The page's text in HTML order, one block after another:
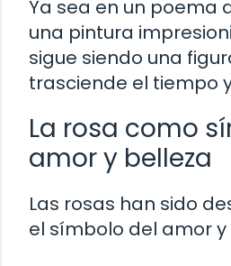
Ya sea en un poema
una pintura
sigue siendo una
trasciende el tiempo
La rosa como
amor y belleza
Las rosas han sido
el símbolo del amor y